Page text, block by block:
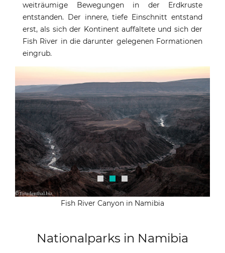
weiträumige Bewegungen in der Erdkruste
entstanden. Der innere, tiefe Einschnitt entstand
erst, als sich der Kontinent auffaltete und sich der
Fish River in die darunter gelegenen Formationen
eingrub.
Fish River Canyon in Namibia
Nationalparks in Namibia